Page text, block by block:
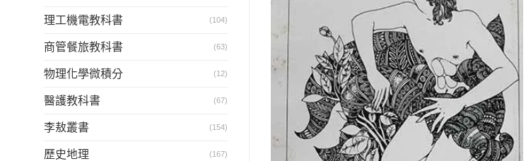
理工機電教科書 (104)
商管餐旅教科書 (63)
物理化學微積分 (12)
醫護教科書 (67)
李敖叢書 (154)
歷史地理 (167)